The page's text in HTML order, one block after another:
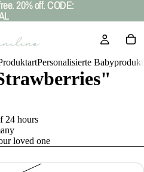
20% off. CODE:
20% off. CODE:
Personalisierte
24 hours
loved one